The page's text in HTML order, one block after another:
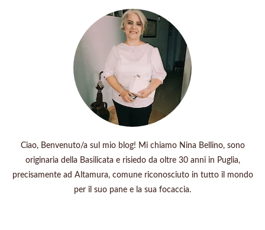
Ciao, Benvenuto/a sul mio blog! Mi chiamo Nina Bellino, sono
originaria della Basilicata e risiedo da oltre 30 anni in Puglia,
precisamente ad Altamura, comune riconosciuto in tutto il mondo
per il suo pane e la sua focaccia.